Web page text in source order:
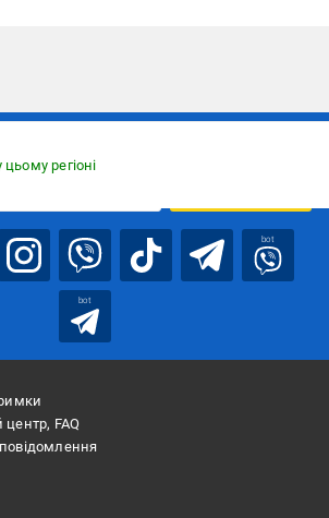
регіоні
bot
bot
FAQ